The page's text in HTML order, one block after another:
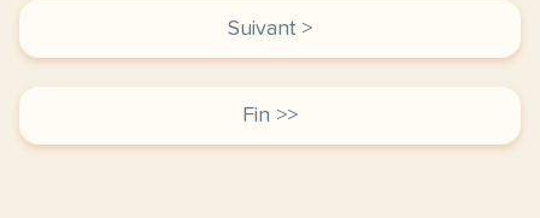
Suivant >
Fin >>